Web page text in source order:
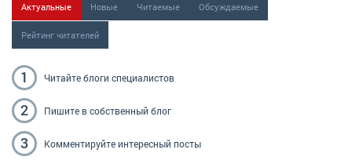
Актуальные Новые Читаемые Обсуждаемые
Рейтинг читателей
1 Читайте блоги специалистов
2 Пишитев собственный блог
3 Комментируйтеинтересный посты